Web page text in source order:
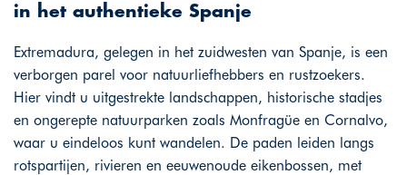
in het authentieke Spanje
Extremadura, gelegen in het zuidwesten van Spanje, is een
verborgen parel voor natuurliefhebbers en rustzoekers.
Hier vindt u uitgestrekte landschappen, historische stadjes
en ongerepte natuurparken zoals Monfragüe en Cornalvo,
waar u eindeloos kunt wandelen. De paden leiden langs
rotspartijen, rivieren en eeuwenoude eikenbossen, met